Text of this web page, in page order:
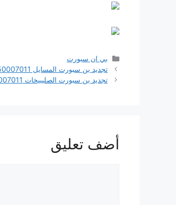
التصنيفات
بي ان سبورت
تجديد بن سبورت المسايل 50007011 وكيل بن سبورت الكويت |دليل-1808080
تجديد بن سبورت الصليبيخات 50007011 وكيل بن سبورت الكويت |دليل-1808080
أضف تعليق